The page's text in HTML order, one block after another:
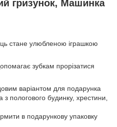
гризунок, Машинка
стане улюбленою іграшкою
зубкам прорізатися
варіантом для подарунка
пологового будинку, хрестини,
в подарункову упаковку